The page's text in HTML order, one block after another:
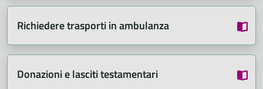
Richiedere trasporti in ambulanza
Donazioni e lasciti testamentari